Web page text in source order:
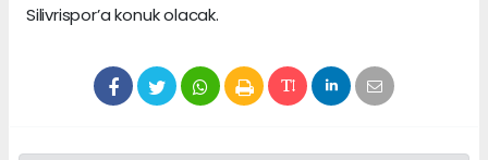
Silivrispor’a konuk olacak.